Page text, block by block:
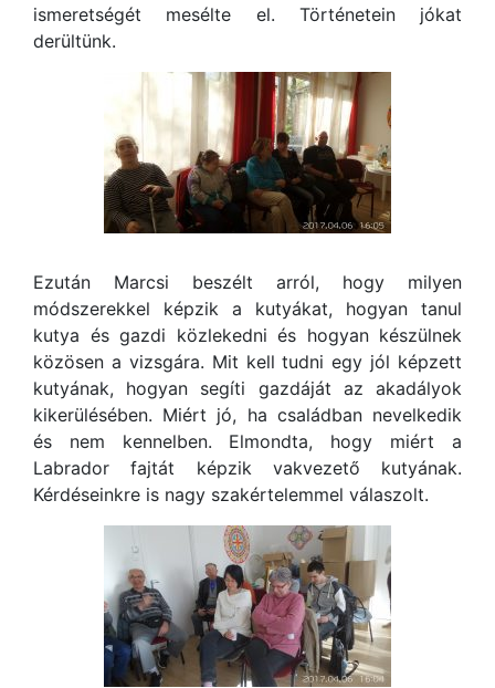
ismeretségét mesélte el. Történetein jókat
derültünk.
Ezután Marcsi beszélt arról, hogy milyen
módszerekkel képzik a kutyákat, hogyan tanul
kutya és gazdi közlekedni és hogyan készülnek
közösen a vizsgára. Mit kell tudni egy jól képzett
kutyának, hogyan segíti gazdáját az akadályok
kikerülésében. Miért jó, ha családban nevelkedik
és nem kennelben. Elmondta, hogy miért a
Labrador fajtát képzik vakvezető kutyának.
Kérdéseinkre is nagy szakértelemmel válaszolt.